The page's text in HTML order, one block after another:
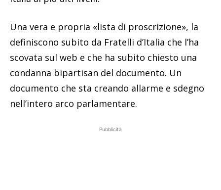
Una vera e propria «lista di proscrizione», la
definiscono subito da Fratelli d’Italia che l’ha
scovata sul web e che ha subito chiesto una
condanna bipartisan del documento. Un
documento che sta creando allarme e sdegno
nell’intero arco parlamentare.
Pubblicità